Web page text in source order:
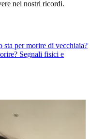
nei nostri ricordi.
sta per morire di vecchiaia?
Segnali fisici e